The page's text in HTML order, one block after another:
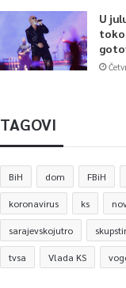
U
TAGOVI
BiH dom FBiH
koronavirus ks
sarajevskojutro
tvsa Vlada KS